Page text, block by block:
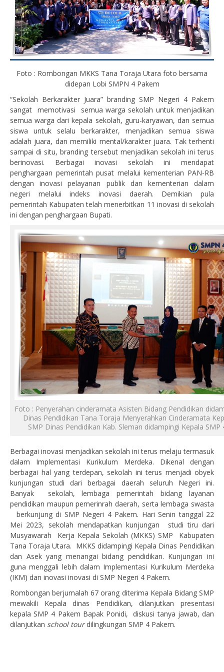
Foto : Rombongan MKKS Tana Toraja Utara foto bersama
didepan Lobi SMPN 4 Pakem
“Sekolah Berkarakter Juara” branding SMP Negeri 4 Pakem
sangat memotivasi semua warga sekolah untuk menjadikan
semua warga dari kepala sekolah, guru-karyawan, dan semua
siswa untuk selalu berkarakter, menjadikan semua siswa
adalah juara, dan memiliki mental/karakter juara. Tak terhenti
sampai di situ, branding tersebut menjadikan sekolah ini terus
berinovasi. Berbagai inovasi sekolah ini mendapat
penghargaan pemerintah pusat melalui kementerian PAN-RB
dengan inovasi pelayanan publik dan kementerian dalam
negeri melalui indeks inovasi daerah. Demikian pula
pemerintah Kabupaten telah menerbitkan 11 inovasi di sekolah
ini dengan penghargaan Bupati.
Foto : Penyerahan cinderamata Asisten Bidang Pendidikan
Dinas Pendidikan Tana Toraja Menyerahkan Cinderamata
SMP Dinas Pendidikan Kab. Sleman didampingi Kepala SMP
Berbagai inovasi menjadikan sekolah ini terus melaju termasuk
dalam Implementasi Kurikulum Merdeka. Dikenal dengan
berbagai hal yang terdepan, sekolah ini terus menjadi obyek
kunjungan studi dari berbagai daerah seluruh Negeri ini.
Banyak sekolah, lembaga pemerintah bidang layanan
pendidikan maupun pemerinrah daerah, serta lembaga swasta
berkunjung di SMP Negeri 4 Pakem. Hari Senin tanggal 22
Mei 2023, sekolah mendapatkan kunjungan studi tiru dari
Musyawarah Kerja Kepala Sekolah (MKKS) SMP Kabupaten
Tana Toraja Utara. MKKS didampingi Kepala Dinas Pendidikan
dan Asek yang menangai bidang pendidikan. Kunjungan ini
guna menggali lebih dalam Implementasi Kurikulum Merdeka
(IKM) dan inovasi inovasi di SMP Negeri 4 Pakem.
Rombongan berjumalah 67 orang diterima Kepala Bidang SMP
mewakili Kepala dinas Pendidikan, dilanjutkan presentasi
kepala SMP 4 Pakem Bapak Ponidi, diskusi tanya jawab, dan
dilanjutkan school tourdilingkungan SMP 4 Pakem.